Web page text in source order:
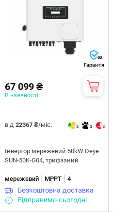
60
Гарантія
67 099 ₴
В наявності
від 22367 ₴/міс. 3 3 3
Інвертор мережевий 50kW Deye
SUN-50K-G04, трифазний
мережевий MPPT 4
Безкоштовна доставка
Відправимо сьогодні